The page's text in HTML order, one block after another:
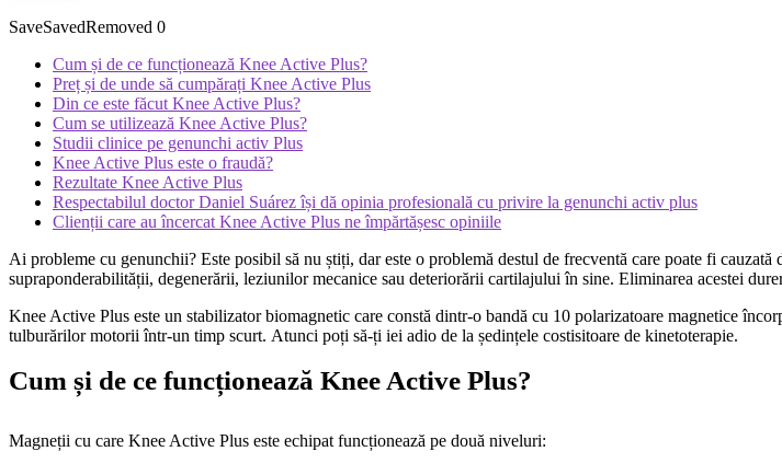
SaveSavedRemoved 0
Cum și de ce funcționează Knee Active Plus?
Preț și de unde să cumpărați Knee Active Plus
Din ce este făcut Knee Active Plus?
Cum se utilizează Knee Active Plus?
Studii clinice pe genunchi activ Plus
Knee Active Plus este o fraudă?
Rezultate Knee Active Plus
Respectabilul doctor Daniel Suárez își dă opinia profesională cu privire la genunchi activ plus
Clienții care au încercat Knee Active Plus ne împărtășesc opiniile
Ai probleme cu genunchii? Este posibil să nu știți, dar este o problemă destul de frecventă care poate fi
supraponderabilității, degenerării, leziunilor mecanice sau deteriorării cartilajului în sine. Eliminarea acestei
Knee Active Plus este un stabilizator biomagnetic care constă dintr-o bandă cu 10 polarizatoare magnetice
tulburărilor motorii într-un timp scurt. Atunci poți să-ți iei adio de la ședințele costisitoare de kinetoterapie.
Cum și de ce funcționează Knee Active Plus?
Magneții cu care Knee Active Plus este echipat funcționează pe două niveluri: